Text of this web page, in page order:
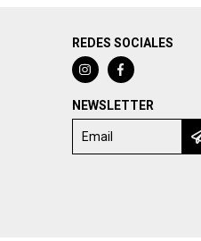
REDES SOCIALES
NEWSLETTER